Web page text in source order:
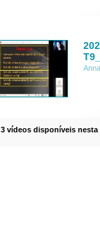
3 vídeos disponíveis